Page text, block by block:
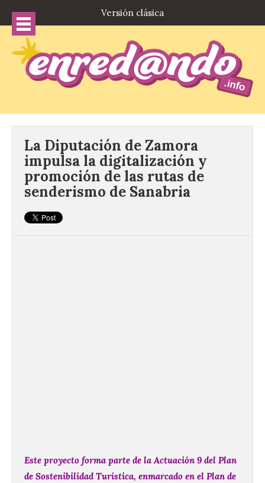
Versión clásica
La Diputación de Zamora
impulsa la digitalización y
promoción de las rutas de
senderismo de Sanabria
Este proyecto forma parte de la Actuación 9 del Plan
de Sostenibilidad Turística, enmarcado en el Plan de